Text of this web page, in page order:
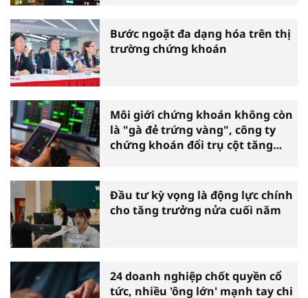
Bước ngoặt đa dạng hóa trên thị
trường chứng khoán
Môi giới chứng khoán không còn
là "gà đẻ trứng vàng", công ty
chứng khoán đổi trụ cột tăng
Đầu tư kỳ vọng là động lực chính
cho tăng trưởng nửa cuối năm
24 doanh nghiệp chốt quyền cổ
tức, nhiều 'ông lớn' mạnh tay chi